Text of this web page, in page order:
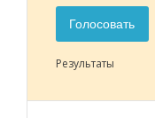
Голосовать
Результаты